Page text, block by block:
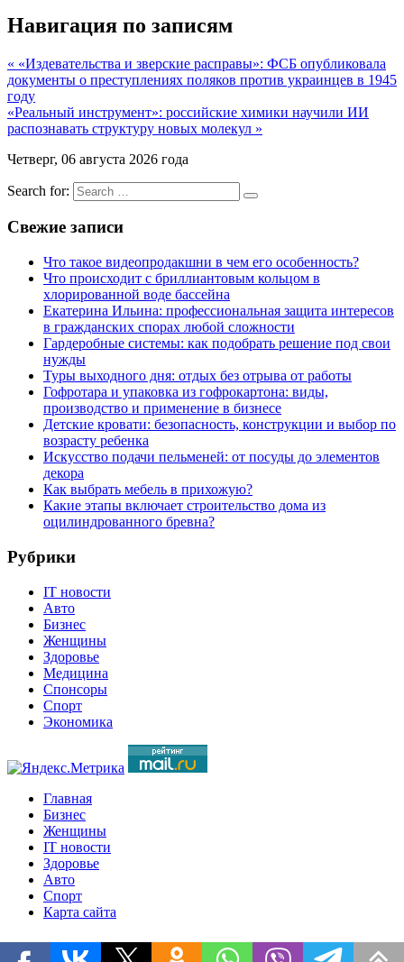
Навигация по записям
« «Издевательства и зверские расправы»: ФСБ опубликовала
документы о преступлениях поляков против украинцев в 1945
году
«Реальный инструмент»: российские химики научили ИИ
распознавать структуру новых молекул »
Четверг, 06 августа 2026 года
Search for:
Свежие записи
Что такое видеопродакшни в чем его особенность?
Что происходит с бриллиантовым кольцом в
хлорированной воде бассейна
Екатерина Ильина: профессиональная защита интересов
в гражданских спорах любой сложности
Гардеробные системы: как подобрать решение под свои
нужды
Туры выходного дня: отдых без отрыва от работы
Гофротара и упаковка из гофрокартона: виды,
производство и применение в бизнесе
Детские кровати: безопасность, конструкции и выбор по
возрасту ребенка
Искусство подачи пельменей: от посуды до элементов
декора
Как выбрать мебель в прихожую?
Какие этапы включает строительство дома из
оцилиндрованного бревна?
Рубрики
IT новости
Авто
Бизнес
Женщины
Здоровье
Медицина
Спонсоры
Спорт
Экономика
Главная
Бизнес
Женщины
IT новости
Здоровье
Авто
Спорт
Карта сайта